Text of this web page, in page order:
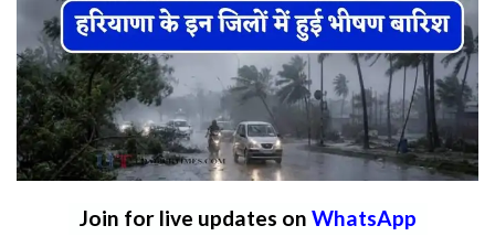
Join for live updates on WhatsApp